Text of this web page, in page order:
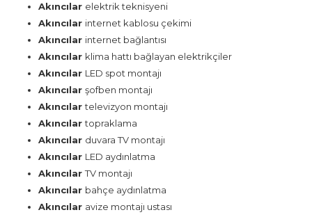
Akıncılar elektrik teknisyeni
Akıncılar internet kablosu çekimi
Akıncılar internet bağlantısı
Akıncılar klima hattı bağlayan elektrikçiler
Akıncılar LED spot montajı
Akıncılar şofben montajı
Akıncılartelevizyon montajı
Akıncılartopraklama
Akıncılar duvara TV montajı
Akıncılar LED aydınlatma
AkıncılarTV montajı
Akıncılar bahçe aydınlatma
Akıncılar avize montajı ustası